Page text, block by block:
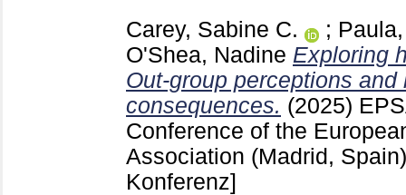
Carey, Sabine C.
;
O'Shea, Nadine Exploring
Out-group perceptions and
consequences. (2025)
Conference of the
Association (Madrid,
Konferenz]